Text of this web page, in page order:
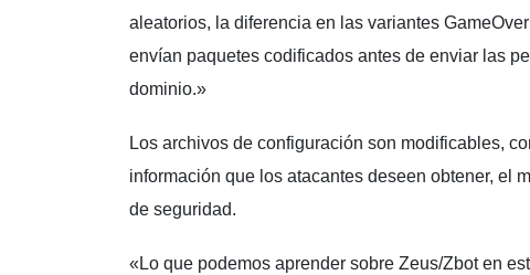
aleatorios, la diferencia en las variantes
envían paquetes codificados antes de enviar las
dominio.»
Los archivos de configuración son modificables,
información que los atacantes deseen obtener, el
de seguridad.
«Lo que podemos aprender sobre Zeus/Zbot en